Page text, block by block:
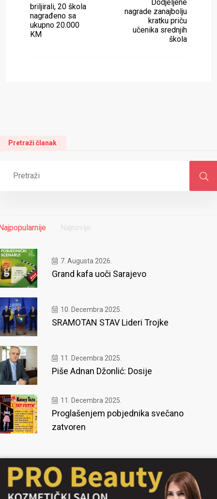
briljirali, 20 škola
nagrađeno sa
ukupno 20.000
KM
Dodjeljene
nagrade zanajbolju
kratku priču
učenika srednjih
škola
Pretraži članak
Najnovije
7. Augusta 2026.
Grand kafa uoči Sarajevo
10. Decembra 2025.
SRAMOTAN STAV Lideri Trojke
11. Decembra 2025.
Piše Adnan Džonlić: Dosije
11. Decembra 2025.
Proglašenjem pobjednika svečano
zatvoren